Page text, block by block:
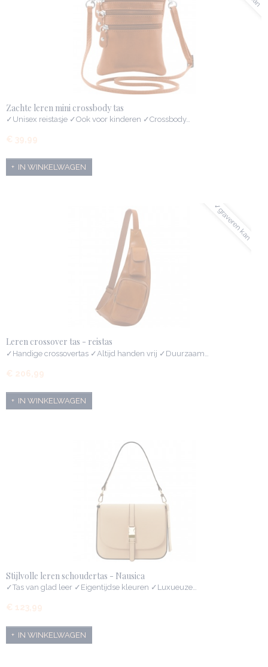
Zachte leren mini crossbody tas
✓Unisex reistasje ✓Ook voor kinderen ✓Crossbody…
€ 39,99
IN WINKELWAGEN
✓graveren kan
Leren crossover tas - reistas
✓Handige crossovertas ✓Altijd handen vrij ✓Duurzaam…
€ 206,99
IN WINKELWAGEN
Stijlvolle leren schoudertas - Nausica
✓Tas van glad leer ✓Eigentijdse kleuren ✓Luxueuze…
€ 123,99
IN WINKELWAGEN